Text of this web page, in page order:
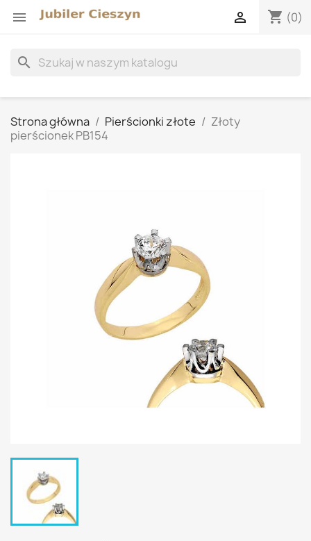
 shopping_cart (0)

search
Strona główna Pierścionki złote
Złoty
pierścionek PB154